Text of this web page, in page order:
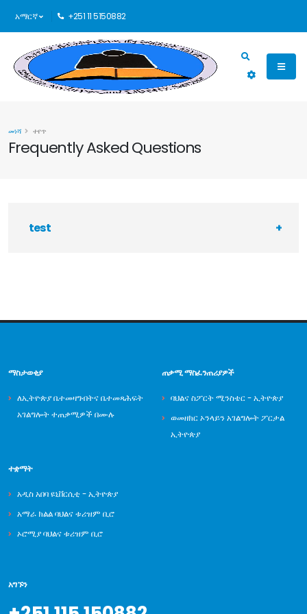
አማርኛ +251 11 5150882
Frequently Asked Questions
መነሻ ተየጥ
test
ማስታወቂያ
ለኢትዮጵያ ቤተመዛግብትና ቤተመጻሕፍት
አገልግሎት ተጠቃሚዎች በሙሉ
ጠቃሚ ማስፈንጠሪያዎች
ባህልና ስፖርት ሚንስቴር - ኢትዮጵያ
ወመዘክር ኦንላይን አገልግሎት ፖርታል
ኢትዮጵያ
ተቋማት
አዲስ አበባ ዩኒቨርሲቲ - ኢትዮጵያ
አማራ ክልል ባህልና ቱሪዝም ቢሮ
ኦሮሚያ ባህልና ቱሪዝም ቢሮ
አግኙን